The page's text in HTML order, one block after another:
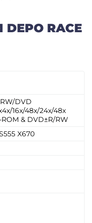
RACE
DVD
16x/48x/24x/48x
& DVD±R/RW
X670